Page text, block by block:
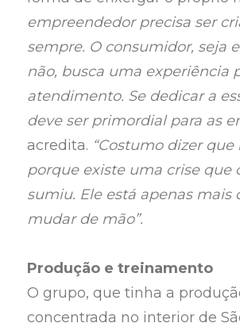
empreendedor precisa ser
sempre. O consumidor, seja
não, busca uma experiência
atendimento. Se dedicar a
deve ser primordial para as
acredita. “Costumo dizer que
porque existe uma crise que
sumiu. Ele está apenas mais
mudar de mão”.
Produção e treinamento
O grupo, que tinha a
concentrada no interior de